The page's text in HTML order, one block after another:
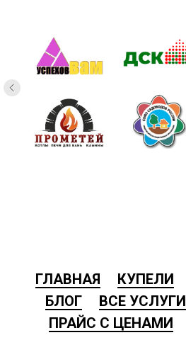
ГЛАВНАЯ КУПЕЛИ
БЛОГ
ВСЕ УСЛУГИ
ПРАЙС С ЦЕНАМИ